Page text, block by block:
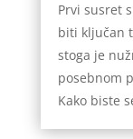
Prvi susret
biti ključan
stoga je
posebnom
Kako biste